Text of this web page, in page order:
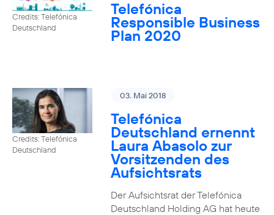
Credits: Telefónica
Deutschland
Telefónica
Responsible Business
Plan 2020
Credits: Telefónica
Deutschland
03. Mai 2018
Telefónica
Deutschland ernennt
Laura Abasolo zur
Vorsitzenden des
Aufsichtsrats
Der Aufsichtsrat der Telefónica
Deutschland Holding AG hat heute